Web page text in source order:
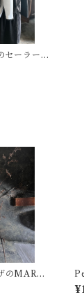
セーラー
のMARYJ